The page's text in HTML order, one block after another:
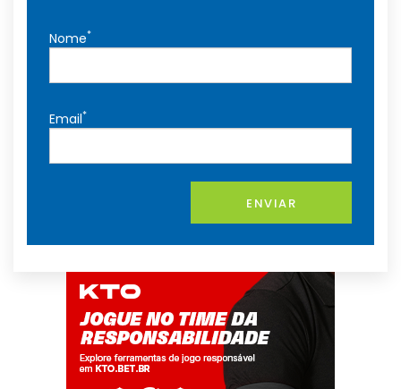
Nome*
Email*
ENVIAR